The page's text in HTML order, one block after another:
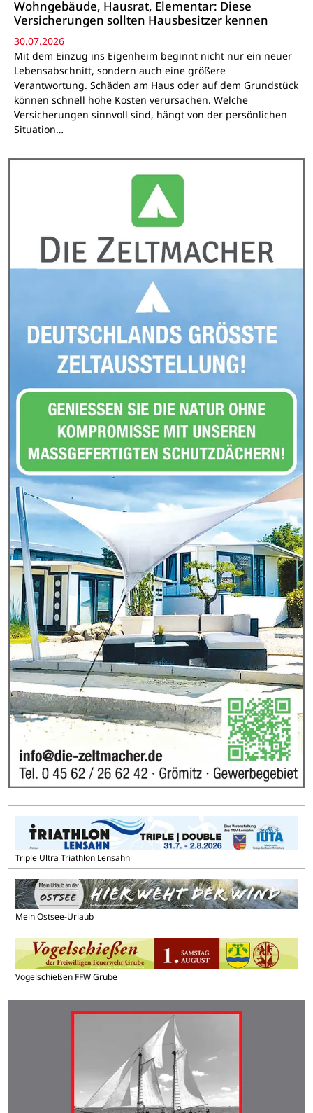
Wohngebäude, Hausrat, Elementar: Diese
Versicherungen sollten Hausbesitzer kennen
30.07.2026
Mit dem Einzug ins Eigenheim beginnt nicht nur ein neuer
Lebensabschnitt, sondern auch eine größere
Verantwortung. Schäden am Haus oder auf dem Grundstück
können schnell hohe Kosten verursachen. Welche
Versicherungen sinnvoll sind, hängt von der persönlichen
Situation…
Triple Ultra Triathlon Lensahn
Mein Ostsee-Urlaub
Vogelschießen FFW Grube